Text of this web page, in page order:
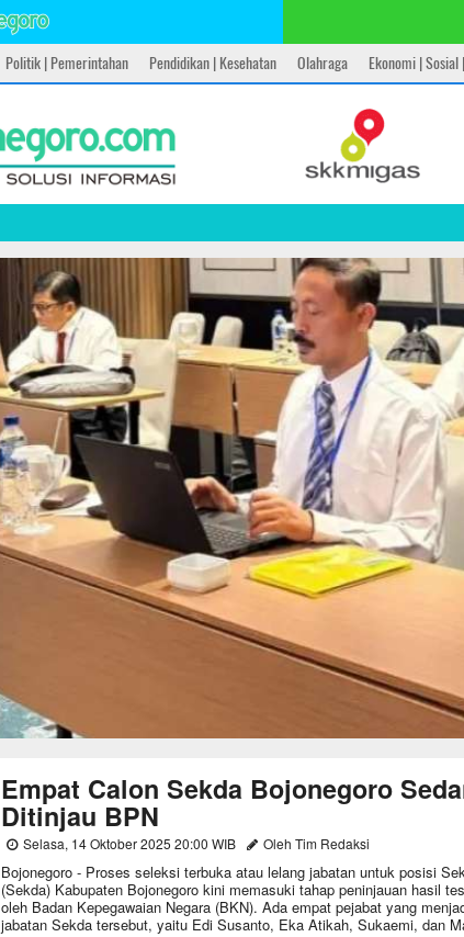
Politik | Pemerintahan Pendidikan | Kesehatan Olahraga Ekonomi | Sosial
Empat Calon Sekda Bojonegoro
Ditinjau BPN
Selasa, 14 Oktober 2025 20:00 WIB Oleh Tim Redaksi
Bojonegoro - Proses seleksi terbuka atau lelang jabatan untuk posisi
(Sekda) Kabupaten Bojonegoro kini memasuki tahap peninjauan hasil
oleh Badan Kepegawaian Negara (BKN). Ada empat pejabat yang
jabatan Sekda tersebut, yaitu Edi Susanto, Eka Atikah, Sukaemi, dan